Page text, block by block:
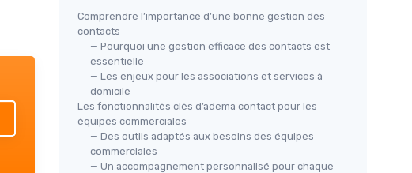
Comprendre l’importance d’une bonne gestion des
contacts
— Pourquoi une gestion efficace des contacts est
essentielle
— Les enjeux pour les associations et services à
domicile
Les fonctionnalités clés d’adema contact pour les
équipes commerciales
— Des outils adaptés aux besoins des équipes
commerciales
— Un accompagnement personnalisé pour chaque